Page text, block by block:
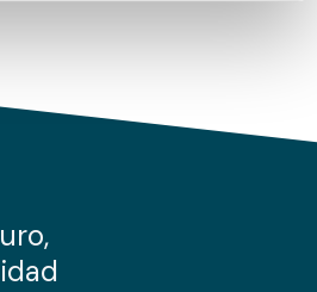
que haga del sitio web con
sociales, publicidad y análisis